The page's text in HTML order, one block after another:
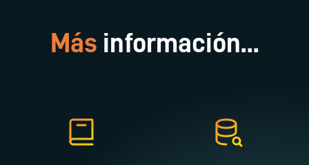
Más información...